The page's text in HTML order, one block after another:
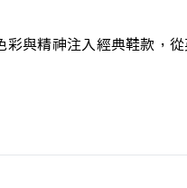
與精神注入經典鞋款，